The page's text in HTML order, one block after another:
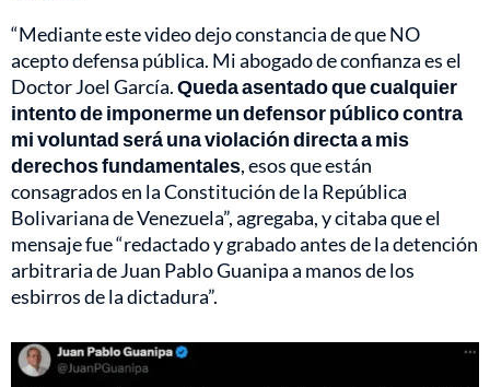
“Mediante este video dejo constancia de que NO
acepto defensa pública. Mi abogado de confianza es el
Doctor Joel García.Queda asentado que cualquier
intento de imponerme un defensor público contra
mi voluntad será una violación directa a mis
derechos fundamentales, esos que están
consagrados en la Constitución de la República
Bolivariana de Venezuela”, agregaba, y citaba que el
mensaje fue “redactado y grabado antes de la detención
arbitraria de Juan Pablo Guanipa a manos de los
esbirros de la dictadura”.